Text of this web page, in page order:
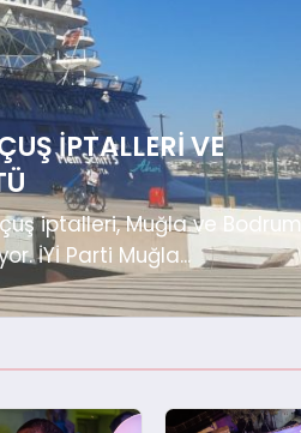
İPTALLERI VE
iptalleri, Muğla ve Bodrum
İYİ Parti Muğla...